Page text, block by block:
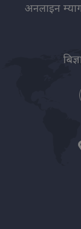
अनलाइन